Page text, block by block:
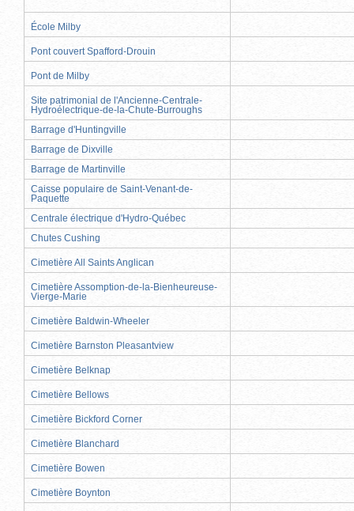
École Milby
Pont couvert Spafford-Drouin
Pont de Milby
Site patrimonial de l'Ancienne-Centrale-
Hydroélectrique-de-la-Chute-Burroughs
Barrage d'Huntingville
Barrage de Dixville
Barrage de Martinville
Caisse populaire de Saint-Venant-de-
Paquette
Centrale électrique d'Hydro-Québec
Chutes Cushing
Cimetière All Saints Anglican
Cimetière Assomption-de-la-Bienheureuse-
Vierge-Marie
Cimetière Baldwin-Wheeler
Cimetière Barnston Pleasantview
Cimetière Belknap
Cimetière Bellows
Cimetière Bickford Corner
Cimetière Blanchard
Cimetière Bowen
Cimetière Boynton